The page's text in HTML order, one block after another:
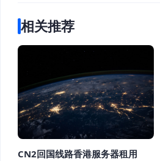
相关推荐
CN2回国线路香港服务器租用